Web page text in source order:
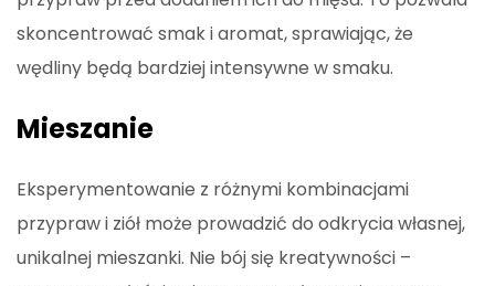
skoncentrować smak i aromat, sprawiając, że
wędliny będą bardziej intensywne w smaku.
Mieszanie
Eksperymentowanie z różnymi kombinacjami
przypraw i ziół może prowadzić do odkrycia własnej,
unikalnej mieszanki. Nie bój się kreatywności –